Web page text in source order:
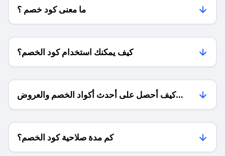
ما معنى كود خصم ؟
كيف يمكنك استخدام كود الخصم؟
كيف أحصل على أحدث أكواد الخصم والعروض
للمتاجر؟
كم مدة صلاحية كود الخصم؟